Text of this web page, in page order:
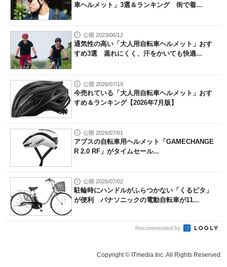
車ヘルメット」3選＆ランキング 街で着...
公開 2023/06/12
通気性の高い「大人用自転車ヘルメット」おす
すめ3選 蒸れにくく、汗をかいても快適...
公開 2026/07/19
今売れている「大人用自転車ヘルメット」おす
すめ＆ランキング【2026年7月版】
公開 2026/07/01
アブスの自転車用ヘルメット「GAMECHANGE
R 2.0 RF」がタイムセール...
公開 2026/07/02
駐輪時にハンドルがふらつかない「くるピタ」
が便利 パナソニックの電動自転車が11...
Recommended by
Copyright © ITmedia Inc. All Rights Reserved.